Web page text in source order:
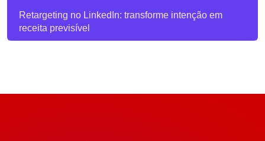
Retargeting no LinkedIn: transforme intenção em
receita previsível